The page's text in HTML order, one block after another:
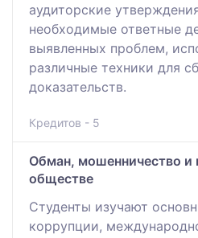
аудиторские
необходимые ответные
выявленных проблем,
различные техники для
доказательств.
Кредитов - 5
Обман, мошенничество и
обществе
Студенты изучают
коррупции,